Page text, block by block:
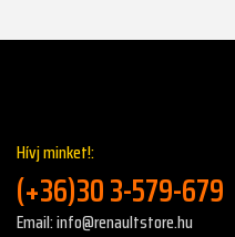
Hívj minket!:
(+36)30 3-579-679
Email: info@renaultstore.hu